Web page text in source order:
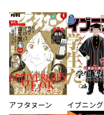
アフタヌーン イブニング